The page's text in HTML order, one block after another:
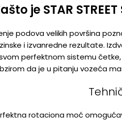
je STAR
podova velikih površina
i izvanredne rezultate.
perfektnom sistemu
da je u pitanju vozeća
rotaciona moć